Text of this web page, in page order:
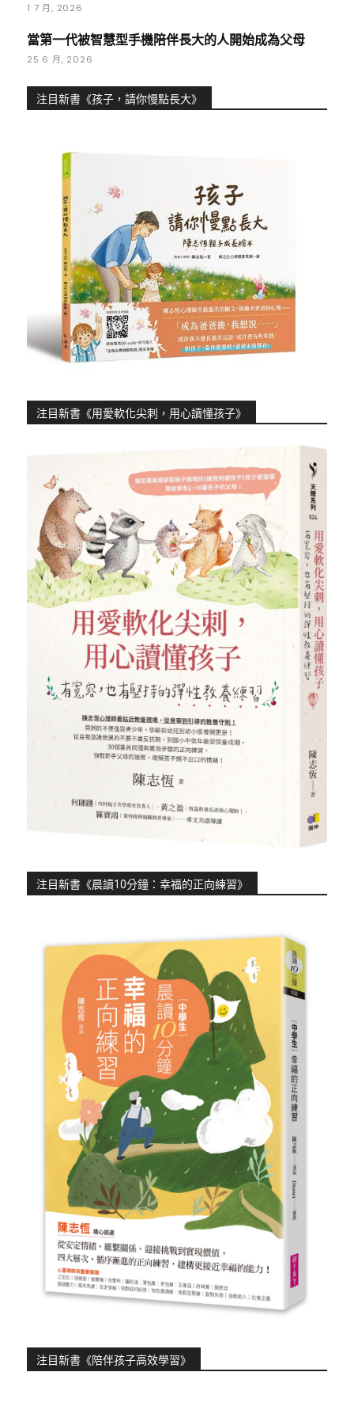
1 7 月, 2026
當第一代被智慧型手機陪伴長大的人開始成為父母
25 6 月, 2026
注目新書《孩子，請你慢點長大》
注目新書《用愛軟化尖刺，用心讀懂孩子》
注目新書《晨讀10分鐘：幸福的正向練習》
注目新書《陪伴孩子高效學習》